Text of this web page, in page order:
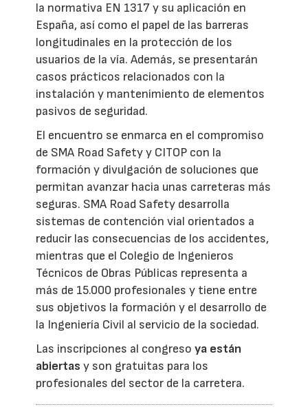
la normativa EN 1317 y su aplicación en
España, así como el papel de las barreras
longitudinales en la protección de los
usuarios de la vía. Además, se presentarán
casos prácticos relacionados con la
instalación y mantenimiento de elementos
pasivos de seguridad.
El encuentro se enmarca en el compromiso
de SMA Road Safety y CITOP con la
formación y divulgación de soluciones que
permitan avanzar hacia unas carreteras más
seguras. SMA Road Safety desarrolla
sistemas de contención vial orientados a
reducir las consecuencias de los accidentes,
mientras que el Colegio de Ingenieros
Técnicos de Obras Públicas representa a
más de 15.000 profesionales y tiene entre
sus objetivos la formación y el desarrollo de
la Ingeniería Civil al servicio de la sociedad.
Las inscripciones al congresoya están
abiertas y son gratuitas para los
profesionales del sector de la carretera.